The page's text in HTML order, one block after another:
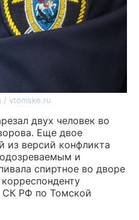
/ vtomske.ru
двух человек во
Еще двое
из версий конфликта
и
спиртное во дворе
СК РФ по Томской